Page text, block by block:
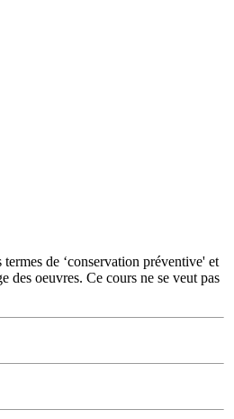
de ‘conservation préventive' et
des oeuvres. Ce cours ne se veut pas